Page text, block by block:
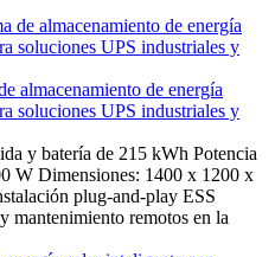
almacenamiento de energía
soluciones UPS industriales y
y batería de 215 kWh Potencia
W Dimensiones: 1400 x 1200 x
plug-and-play ESS
mantenimiento remotos en la